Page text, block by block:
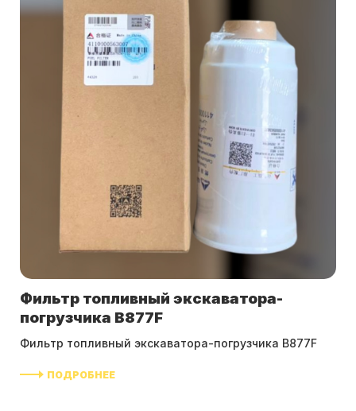
Фильтр топливный экскаватора-
погрузчика B877F
Фильтр топливный экскаватора-погрузчика B877F
ПОДРОБНЕЕ